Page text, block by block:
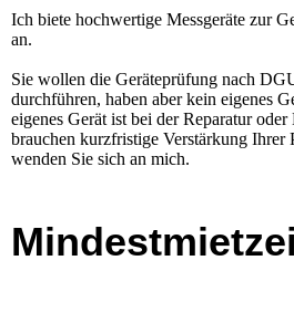
Ich biete hochwertige Messgeräte zur
an.
Sie wollen die Geräteprüfung nach
durchführen, haben aber kein eigenes
eigenes Gerät ist bei der Reparatur
brauchen kurzfristige Verstärkung Ihrer
wenden Sie sich an mich.